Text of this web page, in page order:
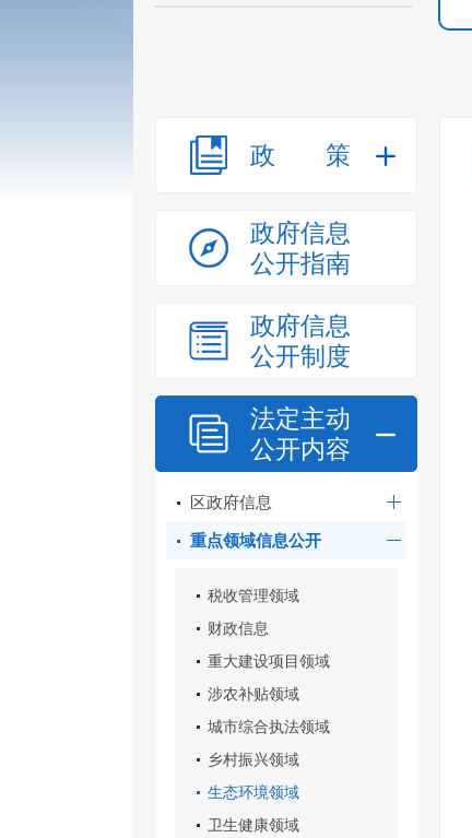
政策
政府信息
公开指南
政府信息
公开制度
法定主动
公开内容
区政府信息
重点领域信息公开
税收管理领域
财政信息
重大建设项目领域
涉农补贴领域
城市综合执法领域
乡村振兴领域
生态环境领域
卫生健康领域